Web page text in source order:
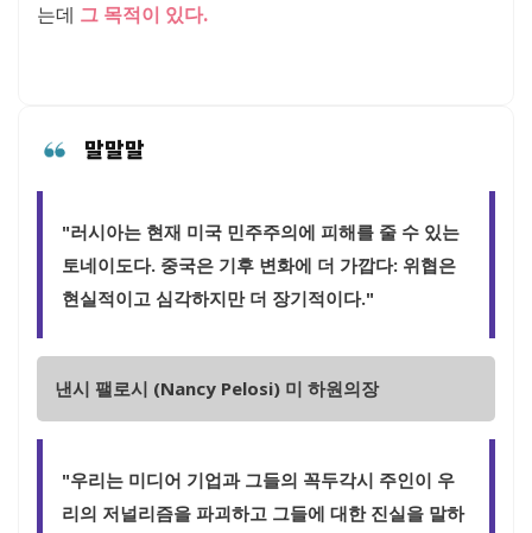
는데 그 목적이 있다.
말말말
"러시아는 현재 미국 민주주의에 피해를 줄 수 있는
토네이도다. 중국은 기후 변화에 더 가깝다: 위협은
현실적이고 심각하지만 더 장기적이다."
낸시 팰로시 (Nancy Pelosi) 미 하원의장
"우리는 미디어 기업과 그들의 꼭두각시 주인이 우
리의 저널리즘을 파괴하고 그들에 대한 진실을 말하